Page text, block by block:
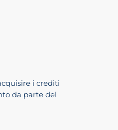
i crediti
da parte del